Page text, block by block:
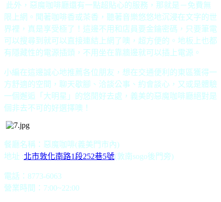
此外，惡魔咖啡廳還有一點超貼心的服務，那就是－免費無
限上網。聞著咖啡香或茶香，聽著音樂悠悠地沉浸在文字的世
界裡，真是享受極了！這邊不用和店員要金鑰密碼，只要筆電
可以搜尋到就可以直接連結上網了噢，超方便的。地板上也都
有隱藏性的電源插頭，不用坐在靠牆邊就可以插上電源。
小編在這邊誠心地推薦各位朋友，想在交通便利的東區獲得一
方舒適的空間，聊天歇腳、洽談公事、約會談心，又或是體驗
一個邂逅「大明星」的悠閒好去處，義美的惡魔咖啡廳絕對是
個非去不可的好選擇噢！
餐廳名稱：惡魔咖啡(義美門市內 )
地址 :北市敦化南路1段252巷5號(敦南sogo後門旁)
電話： 8773-6063
營業時間： 7:00~22:00